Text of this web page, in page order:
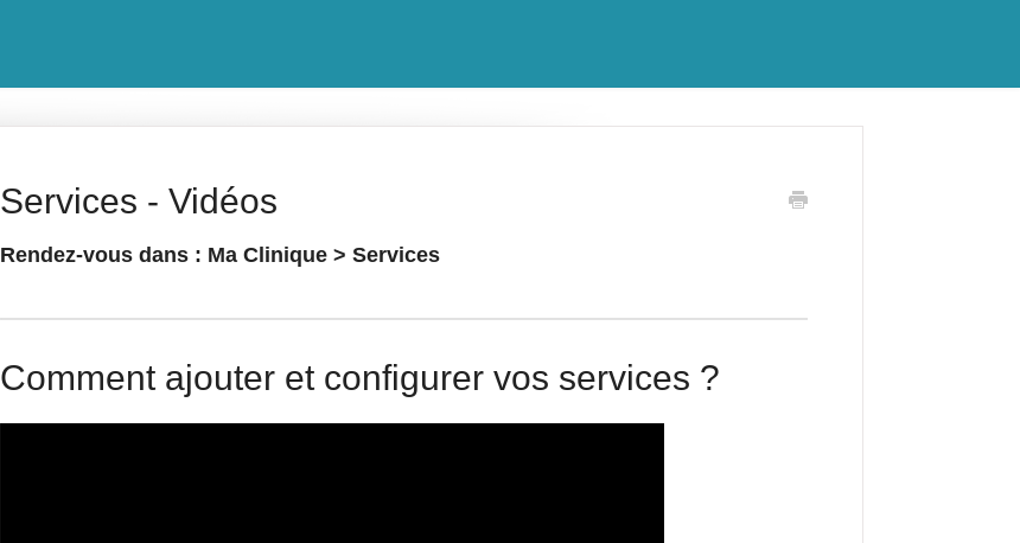
Services - Vidéos
Rendez-vous dans : Ma Clinique > Services
Comment ajouter et configurer vos services ?